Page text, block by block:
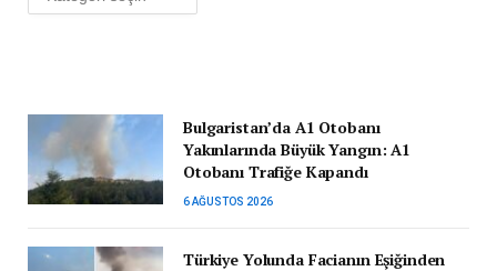
Bulgaristan’da A1 Otobanı
Yakınlarında Büyük Yangın: A1
Otobanı Trafiğe Kapandı
6 AĞUSTOS 2026
Türkiye Yolunda Facianın Eşiğinden